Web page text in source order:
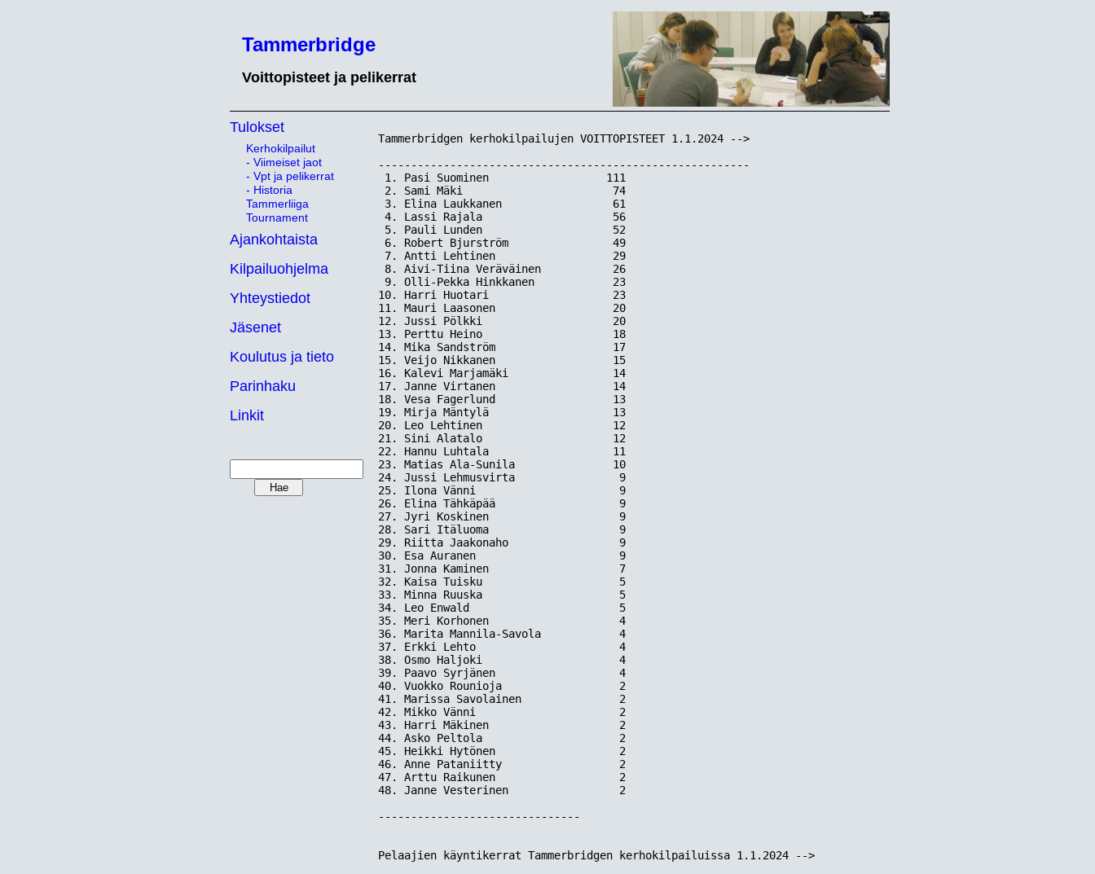
Tammerbridge
Voittopisteet ja pelikerrat
Tulokset
Kerhokilpailut
- Viimeiset jaot
- Vpt ja pelikerrat
- Historia
Tammerliiga
Tournament
Ajankohtaista
Kilpailuohjelma
Yhteystiedot
Jäsenet
Koulutus ja tieto
Parinhaku
Linkit
Tammerbridgen kerhokilpailujen VOITTOPISTEET 1.1.2024 -->
---------------------------------------------------------
1. Pasi Suominen                  111
2. Sami Mäki                       74
3. Elina Laukkanen                 61
4. Lassi Rajala                    56
5. Pauli Lunden                    52
6. Robert Bjurström                49
7. Antti Lehtinen                  29
8. Aivi-Tiina Veräväinen           26
9. Olli-Pekka Hinkkanen            23
10. Harri Huotari                   23
11. Mauri Laasonen                  20
12. Jussi Pölkki                    20
13. Perttu Heino                    18
14. Mika Sandström                  17
15. Veijo Nikkanen                  15
16. Kalevi Marjamäki                14
17. Janne Virtanen                  14
18. Vesa Fagerlund                  13
19. Mirja Mäntylä                   13
20. Leo Lehtinen                    12
21. Sini Alatalo                    12
22. Hannu Luhtala                   11
23. Matias Ala-Sunila               10
24. Jussi Lehmusvirta                9
25. Ilona Vänni                      9
26. Elina Tähkäpää                   9
27. Jyri Koskinen                    9
28. Sari Itäluoma                    9
29. Riitta Jaakonaho                 9
30. Esa Auranen                      9
31. Jonna Kaminen                    7
32. Kaisa Tuisku                     5
33. Minna Ruuska                     5
34. Leo Enwald                       5
35. Meri Korhonen                    4
36. Marita Mannila-Savola            4
37. Erkki Lehto                      4
38. Osmo Haljoki                     4
39. Paavo Syrjänen                   4
40. Vuokko Rounioja                  2
41. Marissa Savolainen               2
42. Mikko Vänni                      2
43. Harri Mäkinen                    2
44. Asko Peltola                     2
45. Heikki Hytönen                   2
46. Anne Pataniitty                  2
47. Arttu Raikunen                   2
48. Janne Vesterinen                 2
-------------------------------
Pelaajien käyntikerrat Tammerbridgen kerhokilpailuissa 1.1.2024 -->